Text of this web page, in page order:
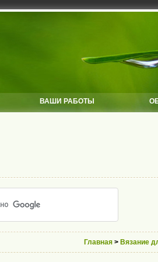
ВАШИ РАБОТЫ
Главная > Вязание